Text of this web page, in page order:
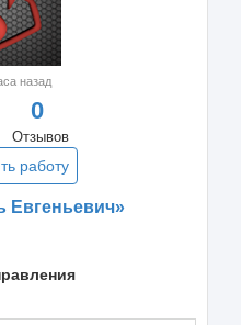
назад
0
Отзывов
работу
Евгеньевич»